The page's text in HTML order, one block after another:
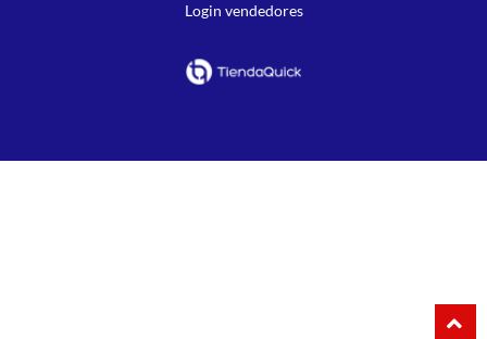
Login vendedores